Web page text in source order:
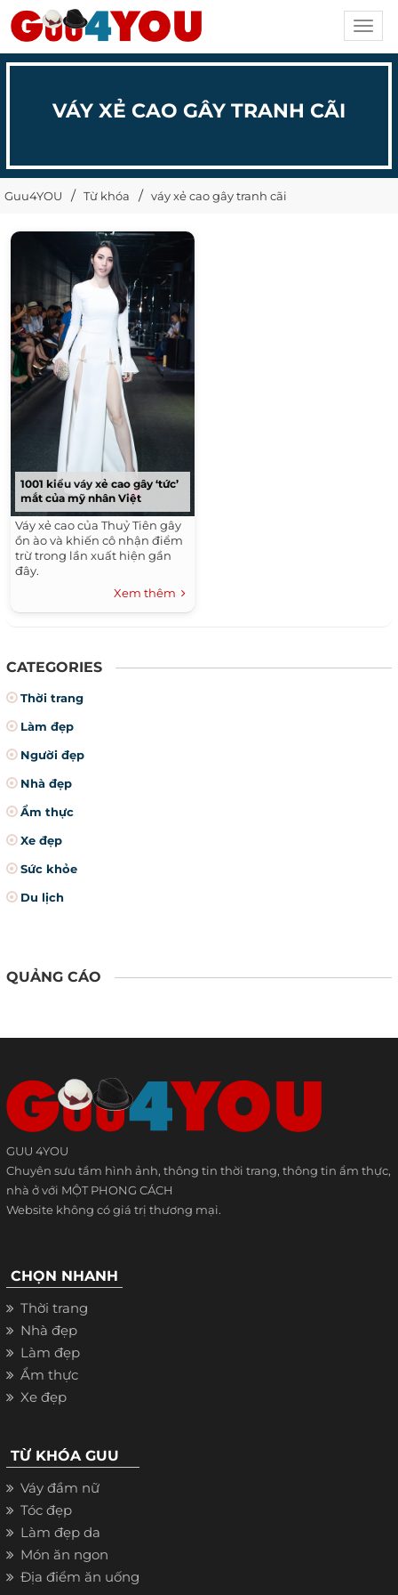
VÁY XẺ CAO GÂY TRANH CÃI
Guu4YOU Từ khóa váy xẻ cao gây tranh cãi
1001 kiểu váy xẻ cao gây ‘tức’
mắt của mỹ nhân Việt
Váy xẻ cao của Thuỷ Tiên gây
ồn ào và khiến cô nhận điểm
trừ trong lần xuất hiện gần
đây.
Xem thêm
CATEGORIES
Thời trang
Làm đẹp
Người đẹp
Nhà đẹp
Ẩm thực
Xe đẹp
Sức khỏe
Du lịch
QUẢNG CÁO
GUU 4YOU
Chuyên sưu tầm hình ảnh, thông tin thời trang, thông tin ẩm thực,
nhà ở với MỘT PHONG CÁCH
Website không có giá trị thương mại.
CHỌN NHANH
Thời trang
Nhà đẹp
Làm đẹp
Ẩm thực
Xe đẹp
TỪ KHÓA GUU
Váy đầm nữ
Tóc đẹp
Làm đẹp da
Món ăn ngon
Địa điểm ăn uống